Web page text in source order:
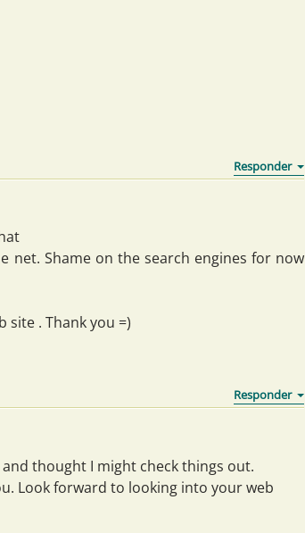
net. Shame on the search engines for now
site . Thank you =)
thought I might check things out.
Look forward to looking into your web